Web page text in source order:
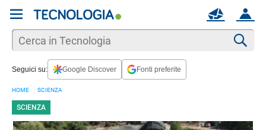
ACCOUNT
MAIL
Seguici su: Google Discover Fonti preferite
HOME SCIENZA
SCIENZA